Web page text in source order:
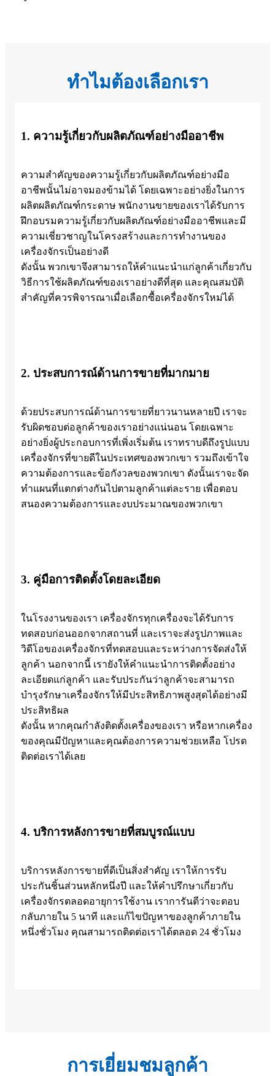
ทำไมต้องเลือกเรา
1. ความรู้เกี่ยวกับผลิตภัณฑ์อย่างมืออาชีพ
ความสำคัญของความรู้เกี่ยวกับผลิตภัณฑ์อย่างมือ
อาชีพนั้นไม่อาจมองข้ามได้ โดยเฉพาะอย่างยิ่งในการ
ผลิตผลิตภัณฑ์กระดาษ พนักงานขายของเราได้รับการ
ฝึกอบรมความรู้เกี่ยวกับผลิตภัณฑ์อย่างมืออาชีพและมี
ความเชี่ยวชาญในโครงสร้างและการทำงานของ
เครื่องจักรเป็นอย่างดี
ดังนั้น พวกเขาจึงสามารถให้คำแนะนำแก่ลูกค้าเกี่ยวกับ
วิธีการใช้ผลิตภัณฑ์ของเราอย่างดีที่สุด และคุณสมบัติ
สำคัญที่ควรพิจารณาเมื่อเลือกซื้อเครื่องจักรใหม่ได้
2. ประสบการณ์ด้านการขายที่มากมาย
ด้วยประสบการณ์ด้านการขายที่ยาวนานหลายปี เราจะ
รับผิดชอบต่อลูกค้าของเราอย่างแน่นอน โดยเฉพาะ
อย่างยิ่งผู้ประกอบการที่เพิ่งเริ่มต้น เราทราบดีถึงรูปแบบ
เครื่องจักรที่ขายดีในประเทศของพวกเขา รวมถึงเข้าใจ
ความต้องการและข้อกังวลของพวกเขา ดังนั้นเราจะจัด
ทำแผนที่แตกต่างกันไปตามลูกค้าแต่ละราย เพื่อตอบ
สนองความต้องการและงบประมาณของพวกเขา
3. คู่มือการติดตั้งโดยละเอียด
ในโรงงานของเรา เครื่องจักรทุกเครื่องจะได้รับการ
ทดสอบก่อนออกจากสถานที่ และเราจะส่งรูปภาพและ
วิดีโอของเครื่องจักรที่ทดสอบและระหว่างการจัดส่งให้
ลูกค้า นอกจากนี้ เรายังให้คำแนะนำการติดตั้งอย่าง
ละเอียดแก่ลูกค้า และรับประกันว่าลูกค้าจะสามารถ
บำรุงรักษาเครื่องจักรให้มีประสิทธิภาพสูงสุดได้อย่างมี
ประสิทธิผล
ดังนั้น หากคุณกำลังติดตั้งเครื่องของเรา หรือหากเครื่อง
ของคุณมีปัญหาและคุณต้องการความช่วยเหลือ โปรด
ติดต่อเราได้เลย
4. บริการหลังการขายที่สมบูรณ์แบบ
บริการหลังการขายที่ดีเป็นสิ่งสำคัญ เราให้การรับ
ประกันชิ้นส่วนหลักหนึ่งปี และให้คำปรึกษาเกี่ยวกับ
เครื่องจักรตลอดอายุการใช้งาน เราการันตีว่าจะตอบ
กลับภายใน 5 นาที และแก้ไขปัญหาของลูกค้าภายใน
หนึ่งชั่วโมง คุณสามารถติดต่อเราได้ตลอด 24 ชั่วโมง
การเยี่ยมชมลูกค้า